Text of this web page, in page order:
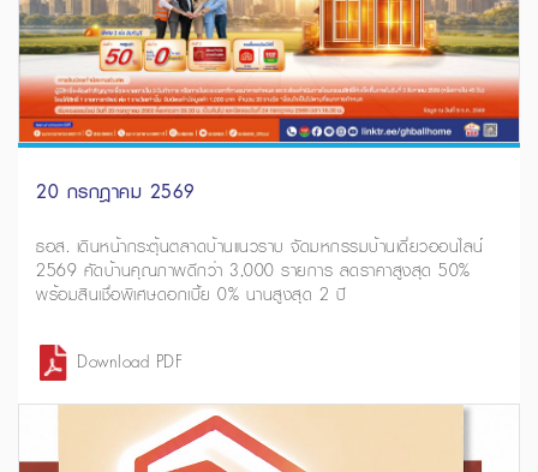
20 กรกฎาคม 2569
ธอส. เดินหน้ากระตุ้นตลาดบ้านแนวราบ จัดมหกรรมบ้านเดี่ยวออนไลน์
2569 คัดบ้านคุณภาพดีกว่า 3,000 รายการ ลดราคาสูงสุด 50%
พร้อมสินเชื่อพิเศษดอกเบี้ย 0% นานสูงสุด 2 ปี
Download PDF